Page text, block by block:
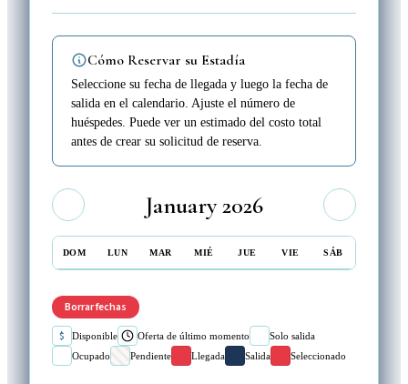
Cómo Reservar su Estadía
Seleccione su fecha de llegada y luego la fecha de
salida en el calendario. Ajuste el número de
huéspedes. Puede ver un estimado del costo total
antes de crear su solicitud de reserva.
January 2026
DOM LUN MAR MIÉ JUE VIE SÁB
Borrar fechas
$ Disponible Oferta de último momento
Solo salida
Ocupado
Pendiente Llegada Salida Seleccionado